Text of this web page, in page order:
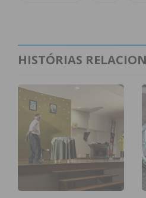
apreendido, assim como
saneamento e duas grelhas.
Subscreva a
Assine nossa
obtenha de forma
HISTÓRIAS